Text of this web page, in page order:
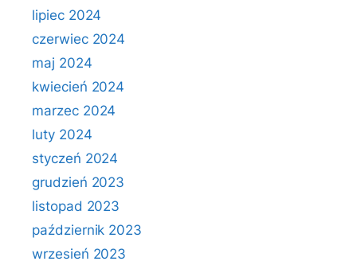
lipiec 2024
czerwiec 2024
maj 2024
kwiecień 2024
marzec 2024
luty 2024
styczeń 2024
grudzień 2023
listopad 2023
październik 2023
wrzesień 2023